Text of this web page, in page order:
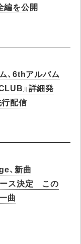
編を公開
、6thアルバム
』詳細発
配信
、新曲
ース決定 この
曲